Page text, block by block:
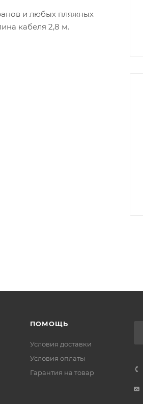
и любых пляжных
кабеля 2,8 м.
ПОМОЩЬ
Условия доставки
Условия оплаты
Гарантия на товар